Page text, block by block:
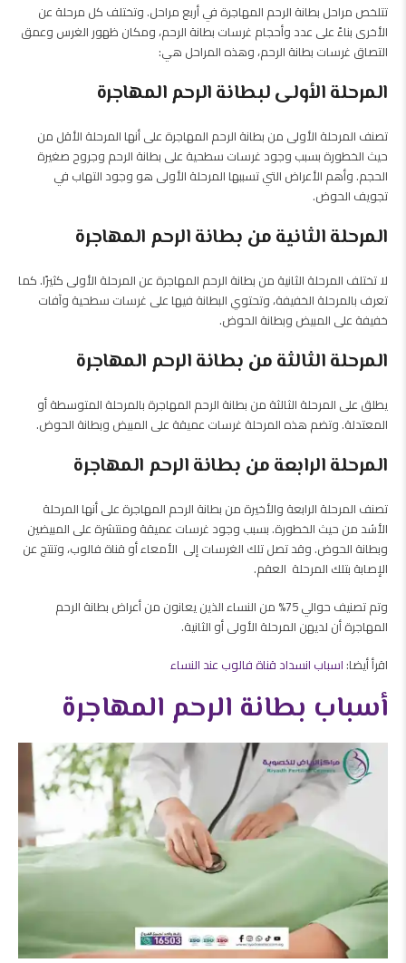
تتلخص مراحل بطانة الرحم المهاجرة في أربع مراحل. وتختلف كل مرحلة عن
الأخرى بناءً على عدد وأحجام غرسات بطانة الرحم، ومكان ظهور الغرس وعمق
التصاق غرسات بطانة الرحم، وهذه المراحل هي:
المرحلة الأولى لبطانة الرحم المهاجرة
تصنف المرحلة الأولى من بطانة الرحم المهاجرة على أنها المرحلة الأقل من
حيث الخطورة بسبب وجود غرسات سطحية على بطانة الرحم وجروح صغيرة
الحجم. وأهم الأعراض التي تسببها المرحلة الأولى هو وجود التهاب في
تجويف الحوض.
المرحلة الثانية من بطانة الرحم المهاجرة
لا تختلف المرحلة الثانية من بطانة الرحم المهاجرة عن المرحلة الأولى كثيرًا. كما
تعرف بالمرحلة الخفيفة، وتحتوي البطانة فيها على غرسات سطحية وآفات
خفيفة على المبيض وبطانة الحوض.
المرحلة الثالثة من بطانة الرحم المهاجرة
يطلق على المرحلة الثالثة من بطانة الرحم المهاجرة بالمرحلة المتوسطة أو
المعتدلة. وتضم هذه المرحلة غرسات عميقة على المبيض وبطانة الحوض.
المرحلة الرابعة من بطانة الرحم المهاجرة
تصنف المرحلة الرابعة والأخيرة من بطانة الرحم المهاجرة على أنها المرحلة
الأشد من حيث الخطورة. بسبب وجود غرسات عميقة ومنتشرة على المبيضين
وبطانة الحوض. وقد تصل تلك الغرسات إلى الأمعاء أو قناة فالوب، وتنتج عن
الإصابة بتلك المرحلة العقم.
وتم تصنيف حوالي 75% من النساء الذين يعانون من أعراض بطانة الرحم
المهاجرة أن لديهن المرحلة الأولى أو الثانية.
اقرأ أيضا: اسباب انسداد قناة فالوب عند النساء
أسباب بطانة الرحم المهاجرة